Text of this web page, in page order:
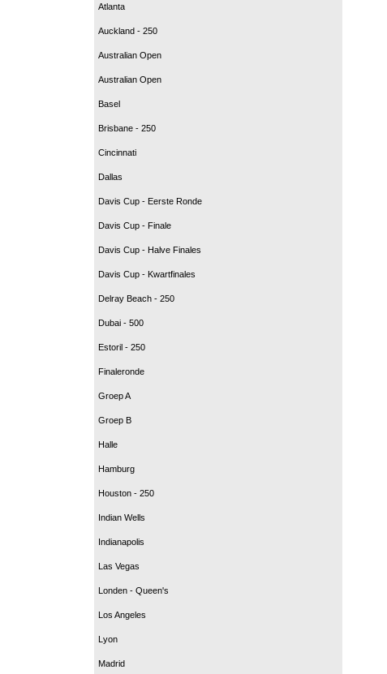
Atlanta
Auckland - 250
Australian Open
Australian Open
Basel
Brisbane - 250
Cincinnati
Dallas
Davis Cup - Eerste Ronde
Davis Cup - Finale
Davis Cup - Halve Finales
Davis Cup - Kwartfinales
Delray Beach - 250
Dubai - 500
Estoril - 250
Finaleronde
Groep A
Groep B
Halle
Hamburg
Houston - 250
Indian Wells
Indianapolis
Las Vegas
Londen - Queen's
Los Angeles
Lyon
Madrid